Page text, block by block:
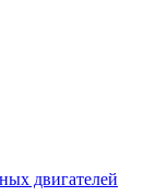
двигателей